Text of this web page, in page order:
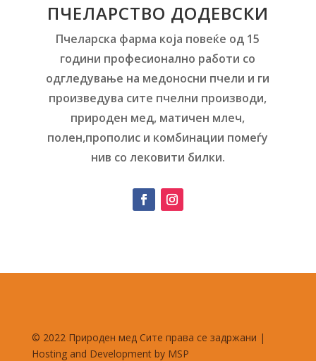
ПЧЕЛАРСТВО ДОДЕВСКИ
Пчеларска фарма која повеќе од 15
години професионално работи со
одгледување на медоносни пчели и ги
произведува сите пчелни производи,
природен мед, матичен млеч,
полен,прополис и комбинации помеѓу
нив со лековити билки.
© 2022 Природен мед Сите права се задржани |
Hosting and Development by MSP